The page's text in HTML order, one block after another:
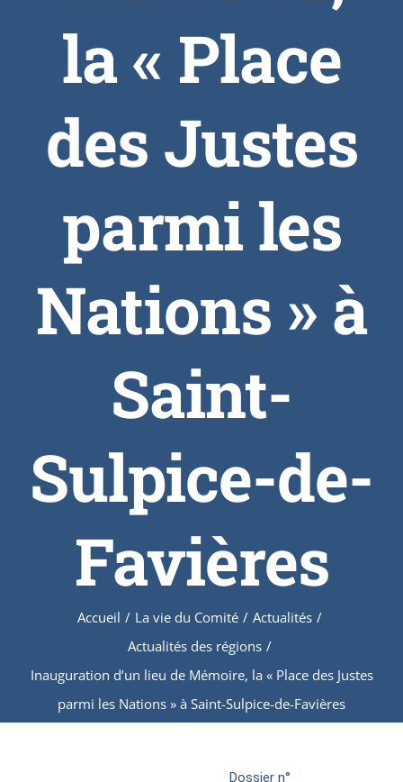
la « Place
des Justes
parmi les
Nations » à
Saint-
Sulpice-de-
Favières
Accueil / La vie du Comité / Actualités /
Actualités des régions /
Inauguration d’un lieu de Mémoire, la « Place des Justes
parmi les Nations » à Saint-Sulpice-de-Favières
Dossier n°